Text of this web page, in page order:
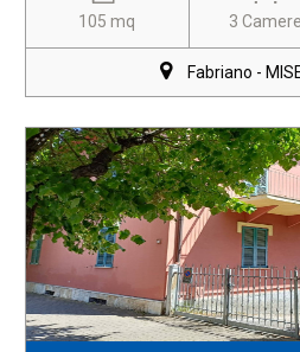
105 mq 3 Camere
Fabriano -